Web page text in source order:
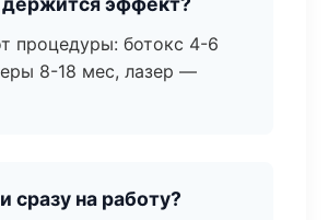
процедуры: ботокс 4-6
8-18 мес, лазер —
сразу на работу?